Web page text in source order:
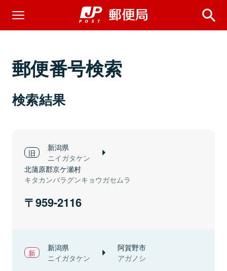
郵便番号検索
検索結果
新潟県
ニイガタケン
北蒲原郡京ケ瀬村
キタカンバラグンキョウガセムラ
959-2116
新潟県
ニイガタケン
阿賀野市
アガノシ